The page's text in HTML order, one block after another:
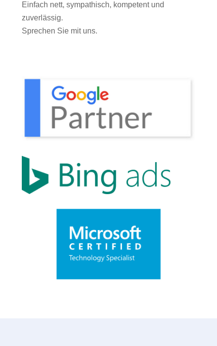
Einfach nett, sympathisch, kompetent und
zuverlässig.
Sprechen Sie mit uns.